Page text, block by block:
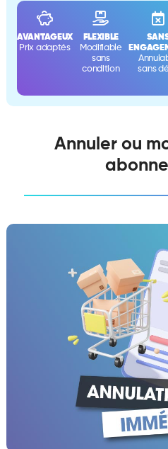
AVANTAGEUX
Prix adaptés
FLEXIBLE
Modifiable
sans
condition
sans
Annuler ou